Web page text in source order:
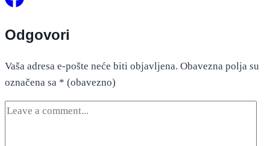
Odgovori
Vaša adresa e-pošte neće biti objavljena. Obavezna polja su
označena sa * (obavezno)